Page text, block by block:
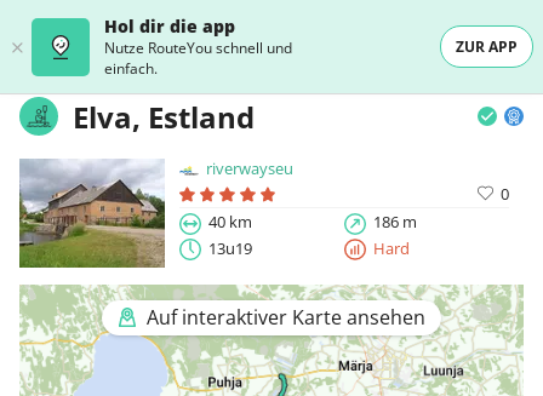
Hol dir die app
Nutze RouteYou schnell und
einfach.
ZUR APP
Elva, Estland
riverwayseu
0
40 km
186 m
13u19
Hard
Auf interaktiver Karte ansehen